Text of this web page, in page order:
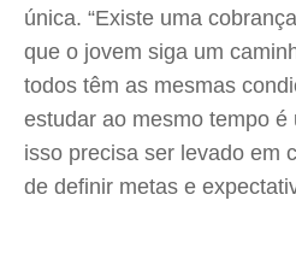
única. “Existe uma
que o jovem siga um
todos têm as mesmas
estudar ao mesmo tempo
isso precisa ser levado em
de definir metas e